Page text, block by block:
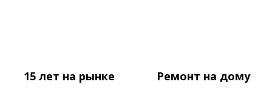
15 лет на рынке Ремонт на дому